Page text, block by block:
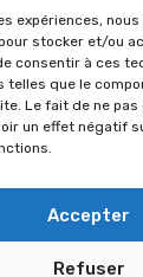
expériences,
stocker et/ou
consentir à ces
telles que le
Le fait de ne
un effet négatif
Accepter
Refuser